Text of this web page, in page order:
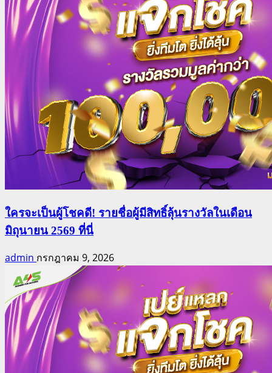
ใครจะเป็นผู้โชคดี! รายชื่อผู้มีสิทธิ์ลุ้นรางวัลในเดือน
มิถุนายน 2569 ที่นี่
admin กรกฎาคม 9, 2026